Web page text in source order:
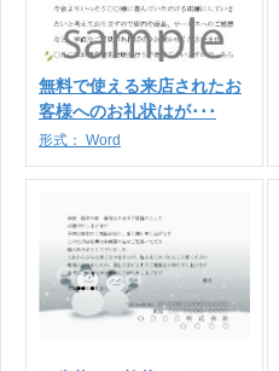
無料で使える来店されたお
客様へのお礼状はが･･･
形式： Word